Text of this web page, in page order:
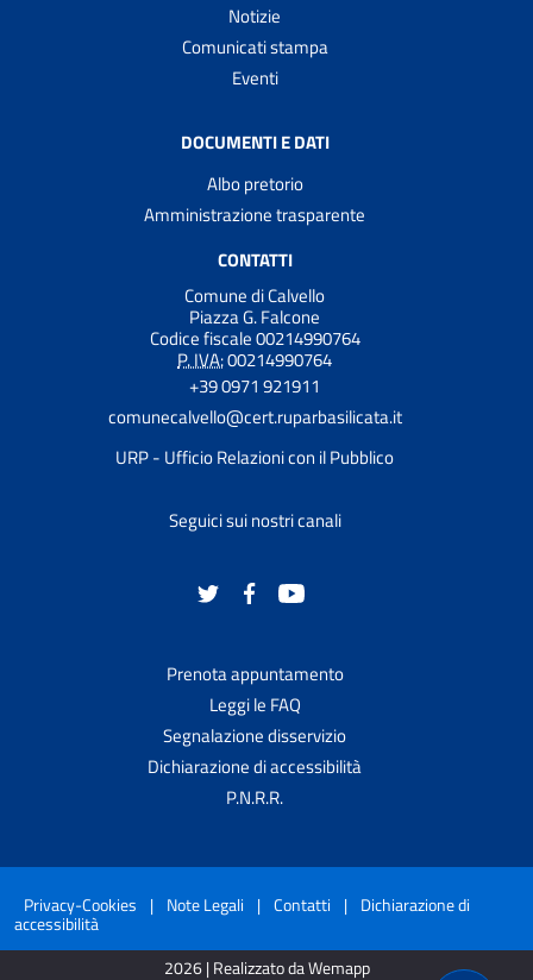
Notizie
Comunicati stampa
Eventi
DOCUMENTI E DATI
Albo pretorio
Amministrazione trasparente
CONTATTI
Comune di Calvello
Piazza G. Falcone
Codice fiscale 00214990764
P. IVA:00214990764
+39 0971 921911
comunecalvello@cert.ruparbasilicata.it
URP - Ufficio Relazioni con il Pubblico
Seguici sui nostri canali
Prenota appuntamento
Leggi le FAQ
Segnalazione disservizio
Dichiarazione di accessibilità
P.N.R.R.
Privacy-Cookies | Note Legali | Contatti | Dichiarazione di
accessibilità
2026 | Realizzato da Wemapp